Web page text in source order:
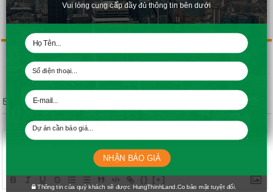
5/5 - (1 bình chọn)
Subscribe
{} [+]
Vui lòng cung cấp đầy đủ thông tin bên dưới
Thông tin của quý khách sẽ được HungThinhLand.Co bảo mật tuyệt đối.
NHẬN BÁO GIÁ